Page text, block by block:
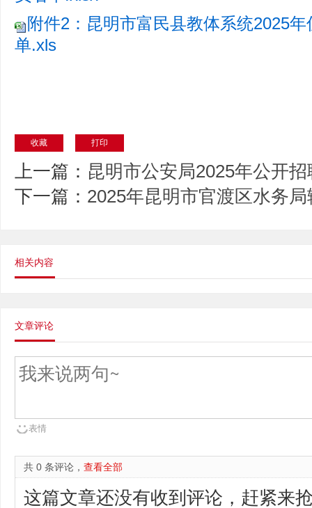
附件2：昆明市富民县教体系统2025
单.xls
收藏 打印
上一篇： 昆明市公安局2025年公开
下一篇： 2025年昆明市官渡区水务
相关内容
文章评论
表情
共 0 条评论， 查看全部
这篇文章还没有收到评论，赶紧来